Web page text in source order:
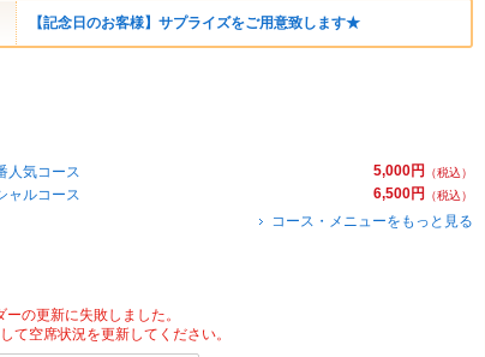
【記念日のお客様】サプライズをご用意致します★
5,000円
（税込）
人気コース
6,500円
（税込）
ャルコース
コース・メニューをもっと見る
ーの更新に失敗しました。
て空席状況を更新してください。